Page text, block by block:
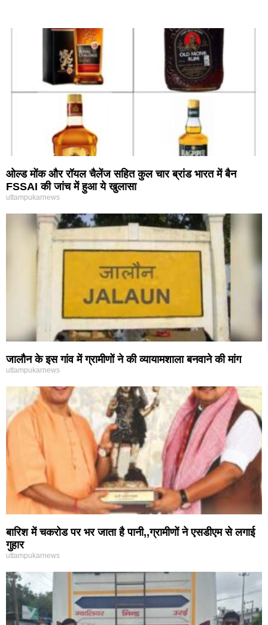
ओल्ड मोंक और रॉयल चैलेंज सहित कुल चार ब्रांड भारत में बैन
FSSAI की जांच में हुआ ये खुलासा
uttampukarnews
जालौन के इस गांव में ग्रामीणों ने की व्यायामशाला बनवाने की मांग
बारिश में चकरोड पर भर जाता है पानी,,ग्रामीणों ने एसडीएम से लगाई
गुहार
uttampukarnews